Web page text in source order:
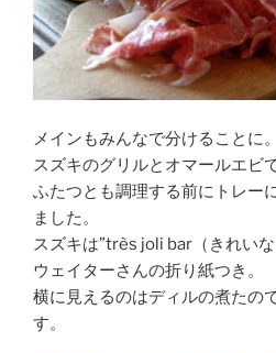
メインもみんなで分けることに。
スズキのグリルとオマールエビで
ふたつとも調理する前にトレー
ました。
スズキは”très joli bar（きれい
ウェイターさんの折り紙つき。
横に見えるのはディルの煮たの
す。